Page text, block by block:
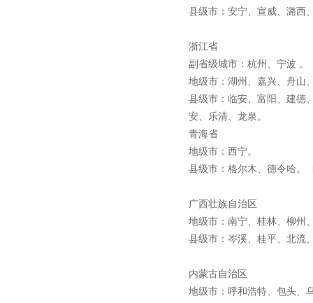
县级市：安宁、宣威、潞西
浙江省
副省级城市：杭州、宁波
地级市：湖州、嘉兴、舟山
县级市：临安、富阳、建德
安、乐清、龙泉。
青海省
地级市：西宁。
县级市：格尔木、德令哈
广西壮族自治区
地级市：南宁、桂林、柳州
县级市：岑溪、桂平、北
内蒙古自治区
地级市：呼和浩特、包头、